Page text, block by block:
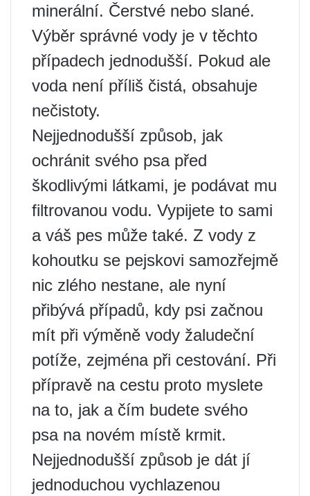
minerální. Čerstvé nebo slané.
Výběr správné vody je v těchto
případech jednodušší. Pokud ale
voda není příliš čistá, obsahuje
nečistoty.
Nejjednodušší způsob, jak
ochránit svého psa před
škodlivými látkami, je podávat mu
filtrovanou vodu. Vypijete to sami
a váš pes může také. Z vody z
kohoutku se pejskovi samozřejmě
nic zlého nestane, ale nyní
přibývá případů, kdy psi začnou
mít při výměně vody žaludeční
potíže, zejména při cestování. Při
přípravě na cestu proto myslete
na to, jak a čím budete svého
psa na novém místě krmit.
Nejjednodušší způsob je dát jí
jednoduchou vychlazenou